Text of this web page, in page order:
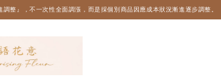
整』，不一次性全面調漲，而是採個別商品因應成本狀況漸進逐步調整。